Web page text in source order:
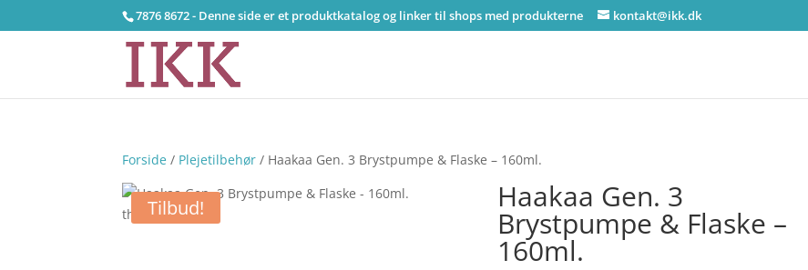
7876 8672 - Denne side er et produktkatalog og linker til shops med produkterne kontakt@ikk.dk
Forside / Plejetilbehør / Haakaa Gen. 3 Brystpumpe & Flaske – 160ml.
Tilbud! Haakaa Gen. 3
Brystpumpe & Flaske –
160ml.